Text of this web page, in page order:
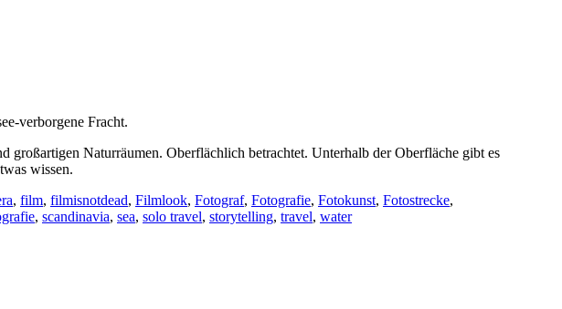
verborgene Fracht.
großartigen Naturräumen. Oberflächlich betrachtet. Unterhalb der Oberfläche gibt es
wissen.
, film, filmisnotdead, Filmlook, Fotograf, Fotografie, Fotokunst, Fotostrecke,
, scandinavia, sea, solo travel, storytelling, travel, water